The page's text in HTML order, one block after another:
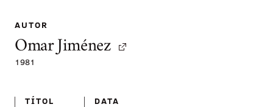
AUTOR
Omar Jiménez
1981
TÍTOL DATA